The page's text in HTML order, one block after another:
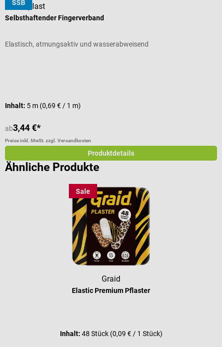
SSB
Hansaplast
Selbsthaftender Fingerverband
Elastisch, atmungsaktiv und wasserabweisend
Inhalt: 5 m (0,69 € / 1 m)
ab3,44 €*
Preise inkl. MwSt. zzgl. Versandkosten
Produktdetails
Ähnliche Produkte
Sale
Graid
Elastic Premium Pflaster
Inhalt: 48 Stück (0,09 € / 1 Stück)